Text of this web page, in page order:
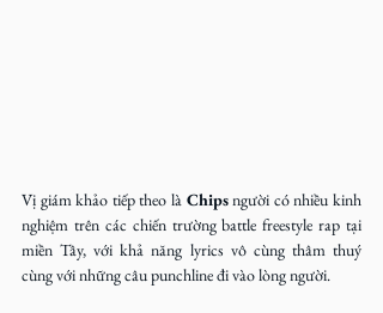
Vị giám khảo tiếp theo là Chips người có nhiều kinh
nghiệm trên các chiến trường battle freestyle rap tại
miền Tây, với khả năng lyrics vô cùng thâm thuý
cùng với những câu punchline đi vào lòng người.